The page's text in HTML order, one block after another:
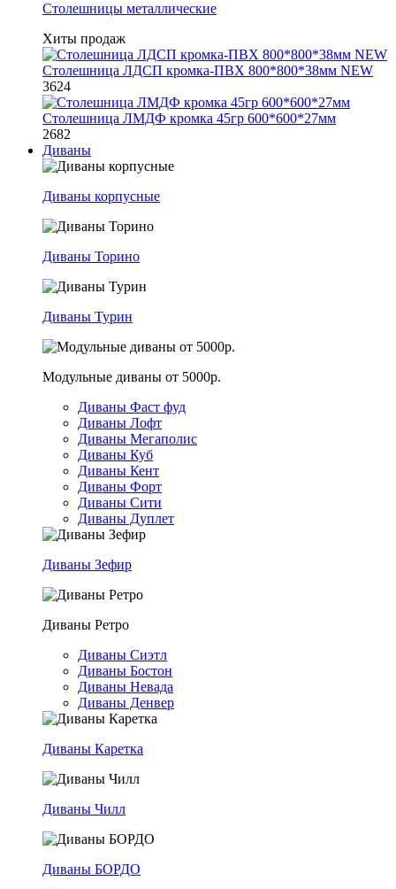
Столешницы металлические
Хиты продаж
Столешница ЛДСП кромка-ПВХ 800*800*38мм NEW
3624
Столешница ЛМДФ кромка 45гр 600*600*27мм
2682
Диваны
Диваны корпусные
Диваны Торино
Диваны Турин
Модульные диваны от 5000р.
Диваны Фаст фуд
Диваны Лофт
Диваны Мегаполис
Диваны Куб
Диваны Кент
Диваны Форт
Диваны Сити
Диваны Дуплет
Диваны Зефир
Диваны Ретро
Диваны Сиэтл
Диваны Бостон
Диваны Невада
Диваны Денвер
Диваны Каретка
Диваны Чилл
Диваны БОРДО